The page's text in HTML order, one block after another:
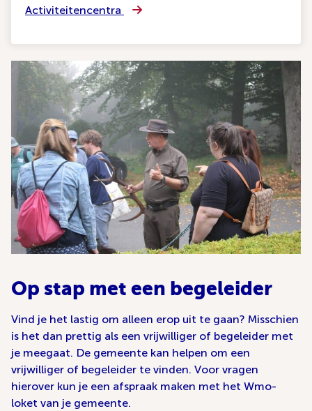
Activiteitencentra
Op stap met een begeleider
Vind je het lastig om alleen erop uit te gaan? Misschien
is het dan prettig als een vrijwilliger of begeleider met
je meegaat. De gemeente kan helpen om een
vrijwilliger of begeleider te vinden. Voor vragen
hierover kun je een afspraak maken met het Wmo-
loket van je gemeente.